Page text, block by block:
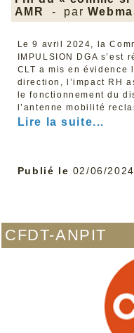
CFDT-ANPIT
transition
L’introduction
L'Europe n'est certes
essentielle pour
plus démocratique,
son histoire et à ses
à sa confédération en
Europe fraternelle et
besoin de moins
Alors le 9 juin, votons
AMR
- par
Le 9 avril 2024, la
IMPULSION DGA
CLT a mis en évidence
direction, l’impact RH
le fonctionnement du
l’antenne mobilité
Lire la suite...
Publié le 02/06/